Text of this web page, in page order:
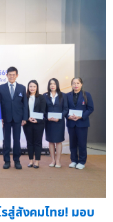
สู่สังคมไทย! มอบ